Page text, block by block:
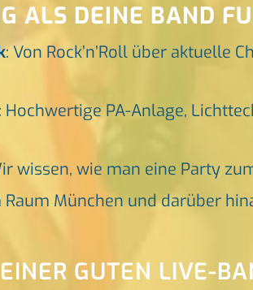
ALS DEINE BAND
: Von Rock’n’Roll über aktuelle
: Hochwertige PA-Anlage,
wissen, wie man eine Party
Raum München und darüber
GUTEN LIVE-